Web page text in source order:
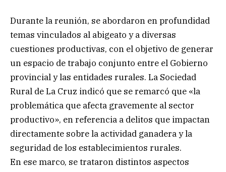
Durante la reunión, se abordaron en profundidad
temas vinculados al abigeato y a diversas
cuestiones productivas, con el objetivo de generar
un espacio de trabajo conjunto entre el Gobierno
provincial y las entidades rurales. La Sociedad
Rural de La Cruz indicó que se remarcó que «la
problemática que afecta gravemente al sector
productivo», en referencia a delitos que impactan
directamente sobre la actividad ganadera y la
seguridad de los establecimientos rurales.
En ese marco, se trataron distintos aspectos